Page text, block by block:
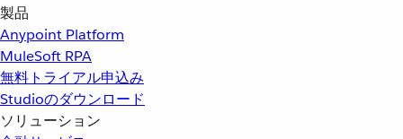
製品
Anypoint Platform
MuleSoft RPA
無料トライアル申込み
Studioのダウンロード
ソリューション